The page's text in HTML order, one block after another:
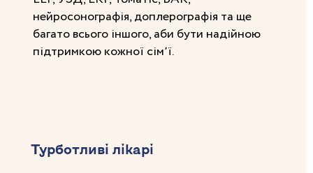
нейросонографія, доплерографія та ще
багато всього іншого, аби бути надійною
підтримкою кожної сімʼї.
Турботливі лікарі